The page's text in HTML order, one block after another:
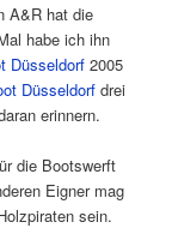
A&R hat die
habe ich ihn
Düsseldorf 2005
Düsseldorf drei
erinnern.
die Bootswerft
Eigner mag
sein.